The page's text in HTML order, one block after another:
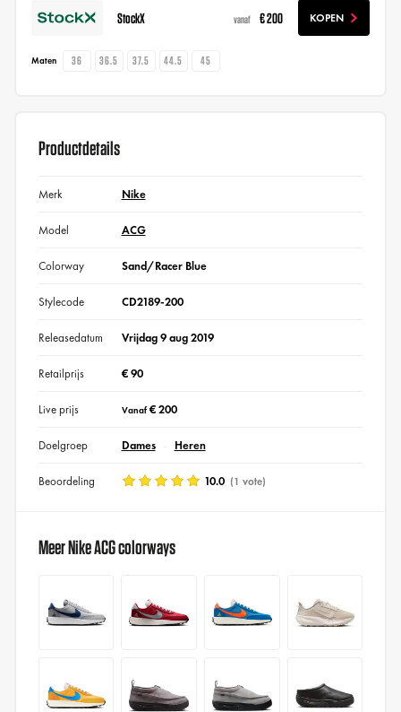
StockX vanaf € 200 KOPEN
Maten 36 36.5 37.5 44.5 45
Productdetails
Merk Nike
Model ACG
Colorway Sand/Racer Blue
Stylecode CD2189-200
Releasedatum Vrijdag 9 aug 2019
Retailprijs € 90
Live prijs Vanaf€ 200
Doelgroep Dames Heren
Beoordeling 10.0 (1 vote)
Meer Nike ACG colorways